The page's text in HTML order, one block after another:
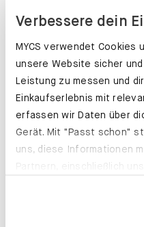
Verbessere dein
MYCS verwendet Cookies
unsere Website sicher
Leistung zu messen und
Einkaufserlebnis mit
erfassen wir Daten über
Gerät. Mit "Passt schon"
uns, diese Informationen
der EU, beispielsweise in